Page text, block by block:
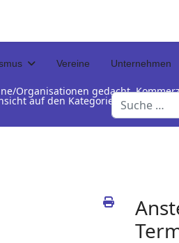
Vereine Unternehmen
Suchen
Organisationen gedacht.
auf den Kategorienamen